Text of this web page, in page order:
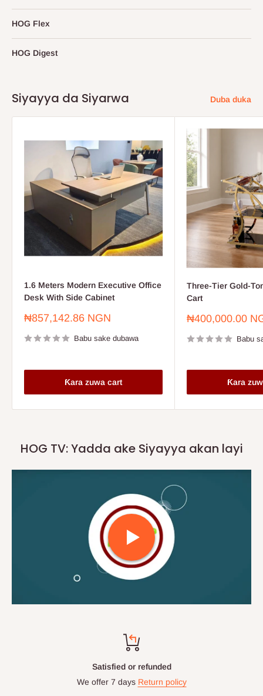
HOG Flex
HOG Digest
Siyayya da Siyarwa Duba duka
1.6 Meters Modern Executive Office
Desk With Side Cabinet
Farashin
₦857,142.86 NGN
Babu sake dubawa
Ƙara zuwa cart
Three-Tier Gold-
Cart
Farashin
₦400,000.00
Babu
Ƙara
HOG TV: Yadda ake Siyayya akan layi
Satisfied or refunded
We offer 7 days Return policy